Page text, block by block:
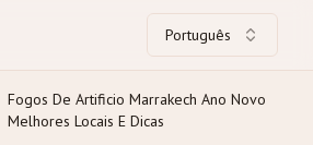
Português
Fogos De Artificio Marrakech Ano Novo
Melhores Locais E Dicas